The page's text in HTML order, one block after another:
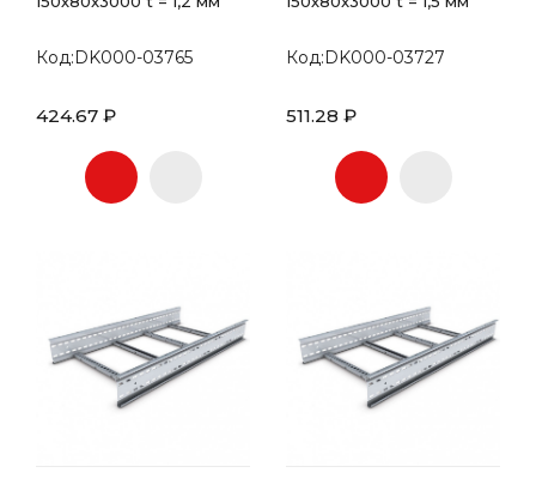
Код:DK000-03765
424.67 ₽
Код:DK000-03727
511.28 ₽